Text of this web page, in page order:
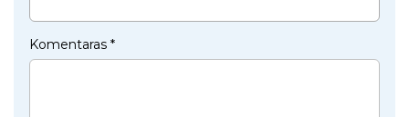
Komentaras *